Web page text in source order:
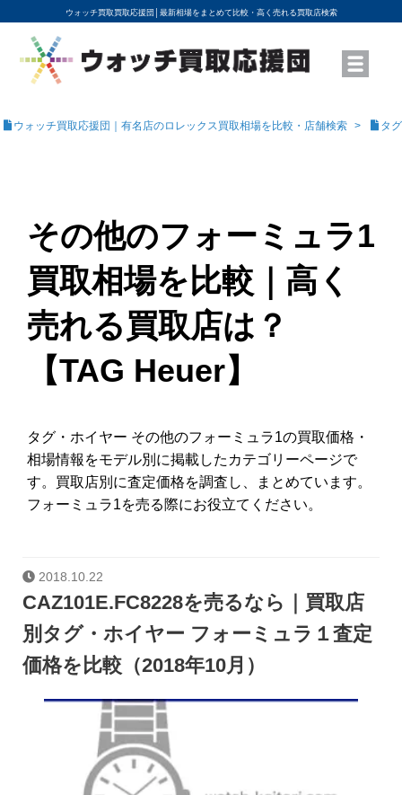
ウォッチ買取買取応援団│ 最新相場をまとめて比較・高く売れる買取店検索
YouTubeで動画を公開中
ROLEXモデル名から買取相場を調べる
高級時計ブランド名から買取相場を調べる
地域から買取店を探す
店舗名から買取店を探す
ブランド時計を高く売る方法
買取査定を依頼する
ウォッチ買取応援団｜有名店のロレックス買取相場を比較・店舗検索 タ
その他のフォーミュラ1
買取相場を比較｜高く
売れる買取店は？
【TAG Heuer】
タグ・ホイヤー その他のフォーミュラ1の買取価格・
相場情報をモデル別に掲載したカテゴリーページで
す。買取店別に査定価格を調査し、まとめています。
フォーミュラ1を売る際にお役立てください。
2018.10.22
CAZ101E.FC8228を売るなら｜買取店
別タグ・ホイヤー フォーミュラ１査定
価格を比較（2018年10月）